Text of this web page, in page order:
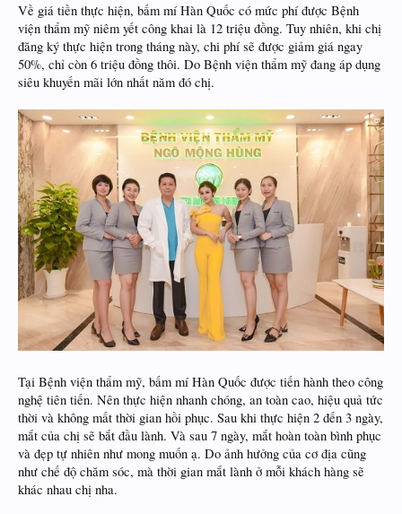
Về giá tiền thực hiện, bấm mí Hàn Quốc có mức phí được Bệnh
viện thẩm mỹ niêm yết công khai là 12 triệu đồng. Tuy nhiên, khi chị
đăng ký thực hiện trong tháng này, chi phí sẽ được giảm giá ngay
50%, chỉ còn 6 triệu đồng thôi. Do Bệnh viện thẩm mỹ đang áp dụng
siêu khuyến mãi lớn nhất năm đó chị.
Tại Bệnh viện thẩm mỹ, bấm mí Hàn Quốc được tiến hành theo công
nghệ tiên tiến. Nên thực hiện nhanh chóng, an toàn cao, hiệu quả tức
thời và không mất thời gian hồi phục. Sau khi thực hiện 2 đến 3 ngày,
mắt của chị sẽ bắt đầu lành. Và sau 7 ngày, mắt hoàn toàn bình phục
và đẹp tự nhiên như mong muốn ạ. Do ảnh hưởng của cơ địa cũng
như chế độ chăm sóc, mà thời gian mắt lành ở mỗi khách hàng sẽ
khác nhau chị nha.